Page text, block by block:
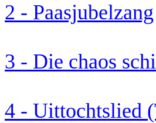
2 - Paasjubelzang
3 - Die chaos
4 - Uittochtslied